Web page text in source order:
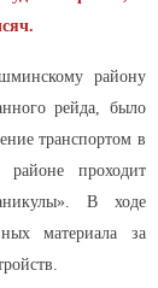
району
рейда, было
транспортом в
проходит
В ходе
материала за